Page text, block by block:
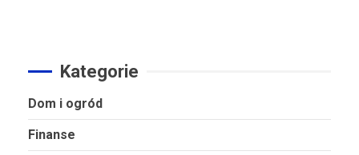
Kategorie
Dom i ogród
Finanse